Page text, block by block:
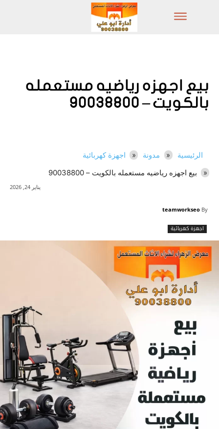
بيع اجهزه رياضيه مستعمله
بالكويت – 90038800
الرئيسية مدونة
اجهزة كهربائية
بيع اجهزه رياضيه مستعمله بالكويت – 90038800
يناير 24, 2026
By
teamworkseo
اجهزة كهربائية